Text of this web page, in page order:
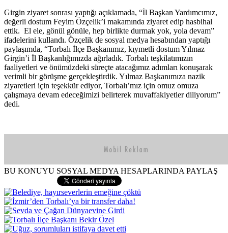
Girgin ziyaret sonrası yaptığı açıklamada, “İl Başkan Yardımcımız,
değerli dostum Feyim Özçelik’i makamında ziyaret edip hasbihal
ettik. El ele, gönül gönüle, hep birlikte durmak yok, yola devam”
ifadelerini kullandı. Özçelik de sosyal medya hesabından yaptığı
paylaşımda, “Torbalı İlçe Başkanımız, kıymetli dostum Yılmaz
Girgin’i İl Başkanlığımızda ağırladık. Torbalı teşkilatımızın
faaliyetleri ve önümüzdeki süreçte atacağımız adımları konuşarak
verimli bir görüşme gerçekleştirdik. Yılmaz Başkanımıza nazik
ziyaretleri için teşekkür ediyor, Torbalı’mız için omuz omuza
çalışmaya devam edeceğimizi belirterek muvaffakiyetler diliyorum”
dedi.
BU KONUYU SOSYAL MEDYA HESAPLARINDA PAYLAŞ